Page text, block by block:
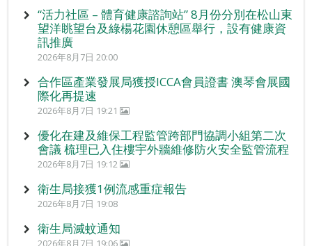
“活力社區 – 體育健康諮詢站” 8月份分別在松山東
望洋眺望台及綠楊花園休憩區舉行，設有健康資
訊推廣
2026年8月7日 20:00
合作區產業發展局獲授ICCA會員證書 澳琴會展國
際化再提速
2026年8月7日 19:21
優化在建及維保工程監管跨部門協調小組第二次
會議 梳理已入住樓宇外牆維修防火安全監管流程
2026年8月7日 19:12
衛生局接獲1例流感重症報告
2026年8月7日 19:08
衛生局滅蚊通知
2026年8月7日 19:06